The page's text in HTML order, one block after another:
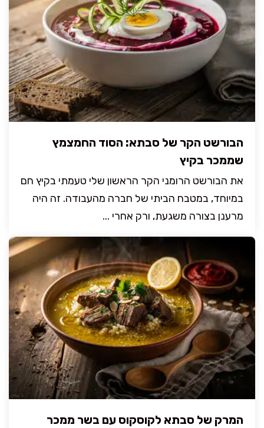
הבורשט הקר של סבתא: הסוד החמצמץ
שממכר בקיץ
את הבורשט הרומני הקר הראשון שלי טעמתי בקיץ חם
במיוחד, במטבח הביתי של חברה מהעבודה. זה היה
מרענן בצורה משגעת, ורק אחרי ...
המרק של סבתא לקוסקוס עם בשר ממכר